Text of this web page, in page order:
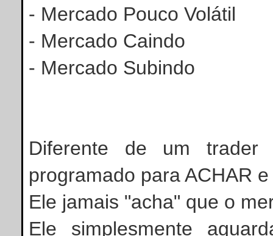
- Mercado Pouco Volátil
- Mercado Caindo
- Mercado Subindo
Diferente de um trader
programado para ACHAR
Ele jamais "acha" que o
Ele simplesmente